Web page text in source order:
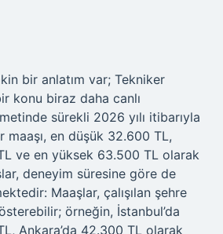
bir anlatım var; Tekniker
konu biraz daha canlı
sürekli 2026 yılı itibarıyla
maaşı, en düşük 32.600 TL,
ve en yüksek 63.500 TL olarak
deneyim süresine göre de
Maaşlar, çalışılan şehre
örneğin, İstanbul’da
Ankara’da 42.300 TL olarak